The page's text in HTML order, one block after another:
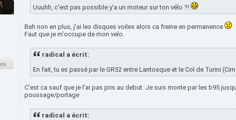
Uuuhh, c'est pas possible y'a un moteur sur ton vélo ?!
Bah non en plus, j'ai les disques voiles alors ca freine en permanence
Faut que je m'occupe de mon velo.
radical a écrit:
En fait, tu es passé par le GR52 entre Lantosque et le Col de Turini
C'est ca sauf que je l'ai pas pris au debut. Je suis monte par les b95
poussage/portage
radical a écrit: